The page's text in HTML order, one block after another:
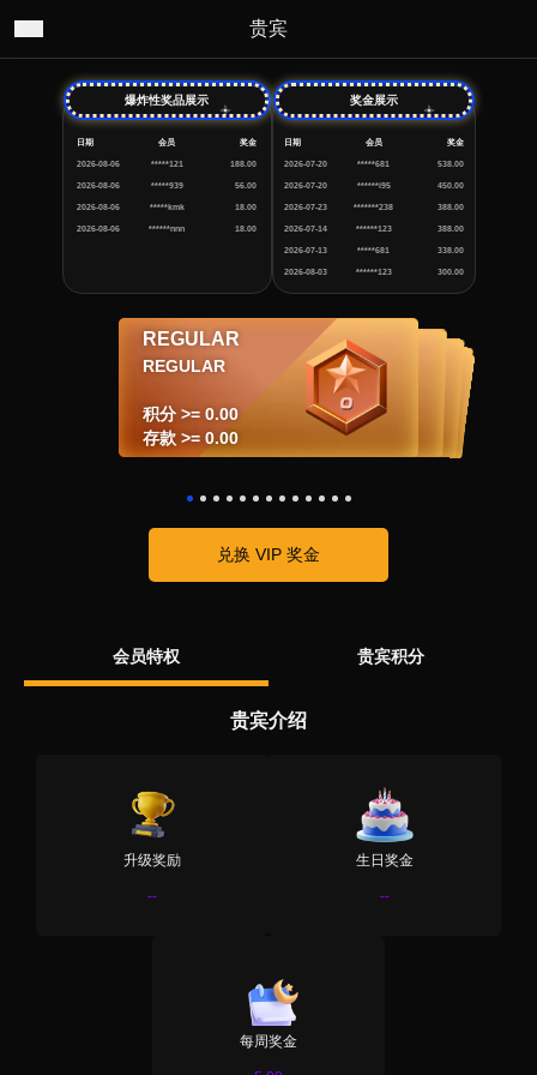
贵宾
爆炸性奖品展示
日期 会员 奖金
2026-08-06 *****121 188.00
2026-08-06 *****939 56.00
2026-08-06 *****kmk 18.00
2026-08-06 ******nnn 18.00
奖金展示
日期 会员 奖金
2026-07-20 *****681 538.00
2026-07-20 ******i95 450.00
2026-07-23 *******238 388.00
2026-07-14 ******123 388.00
2026-07-13 *****681 338.00
2026-08-03 ******123 300.00
REGULAR
REGULAR
积分 >= 0.00
存款 >= 0.00
VIP1
VIP1
积分 >= 5,000.00
存款 >= 1,000.00
VIP2
积分 >= 25,000.00
存款 >= 5,000.00
积分 >= 50,000.00
存款 >= 10,000.00
积分 >= 150,000.00
存款 >= 30,000.00
VVIP5
积分 >= 250,000.00
存款 >= 50,000.00
VVIP6
积分 >= 500,000.00
存款 >= 100,000.00
VVIP7
积分 >= 1,500,000.00
存款 >= 300,000.00
VVIP8
积分 >= 2,500,000.00
存款 >= 500,000.00
VVIP9
积分 >= 5,000,000.00
存款 >= 1,000,000.00
SUPER VIP10
SUPER VIP10
积分 >= 10,000,000.00
存款 >= 2,000,000.00
SUPER VIP11
SUPER VIP11
积分 >= 15,000,000.00
存款 >= 3,000,000.00
SUPER VIP12
SUPER VIP12
积分 >= 25,000,000.00
存款 >= 5,000,000.00
兑换 VIP 奖金
会员特权 贵宾积分
贵宾介绍
升级奖励
--
生日奖金
--
每周奖金